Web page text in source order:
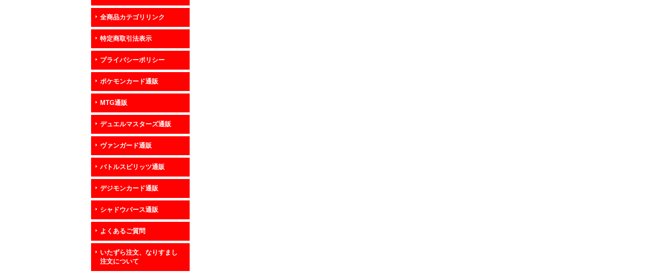
全商品カテゴリリンク
特定商取引法表示
プライバシーポリシー
ポケモンカード通販
MTG通販
デュエルマスターズ通販
ヴァンガード通販
バトルスピリッツ通販
デジモンカード通販
シャドウバース通販
よくあるご質問
いたずら注文、なりすまし
注文について